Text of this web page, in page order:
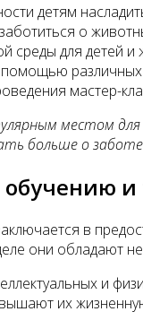
детям
о
среды для детей и
мастер-
местом
больше о
в
они обладают
и
их